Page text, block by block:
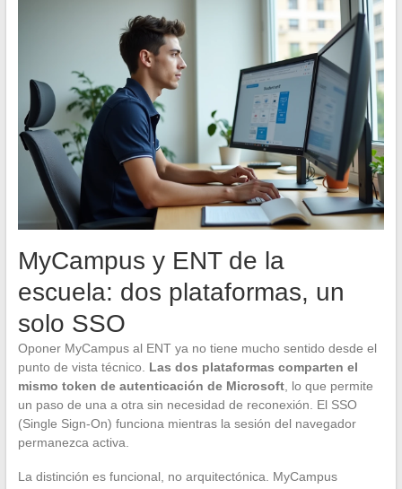
MyCampus y ENT de la
escuela: dos plataformas, un
solo SSO
Oponer MyCampus al ENT ya no tiene mucho sentido desde el
punto de vista técnico. Las dos plataformas comparten el
mismo token de autenticación de Microsoft, lo que permite
un paso de una a otra sin necesidad de reconexión. El SSO
(Single Sign-On) funciona mientras la sesión del navegador
permanezca activa.
La distinción es funcional, no arquitectónica. MyCampus